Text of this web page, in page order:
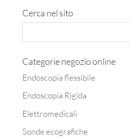
Cerca nel sito
Categorie negozio online
Endoscopia flessibile
Endoscopia Rigida
Elettromedicali
Sonde ecografiche